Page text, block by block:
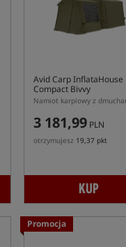
Avid Carp InflataHouse
Compact Bivvy
3 181,99 PLN
otrzymujesz 19,37 pkt
KUP
Promocja